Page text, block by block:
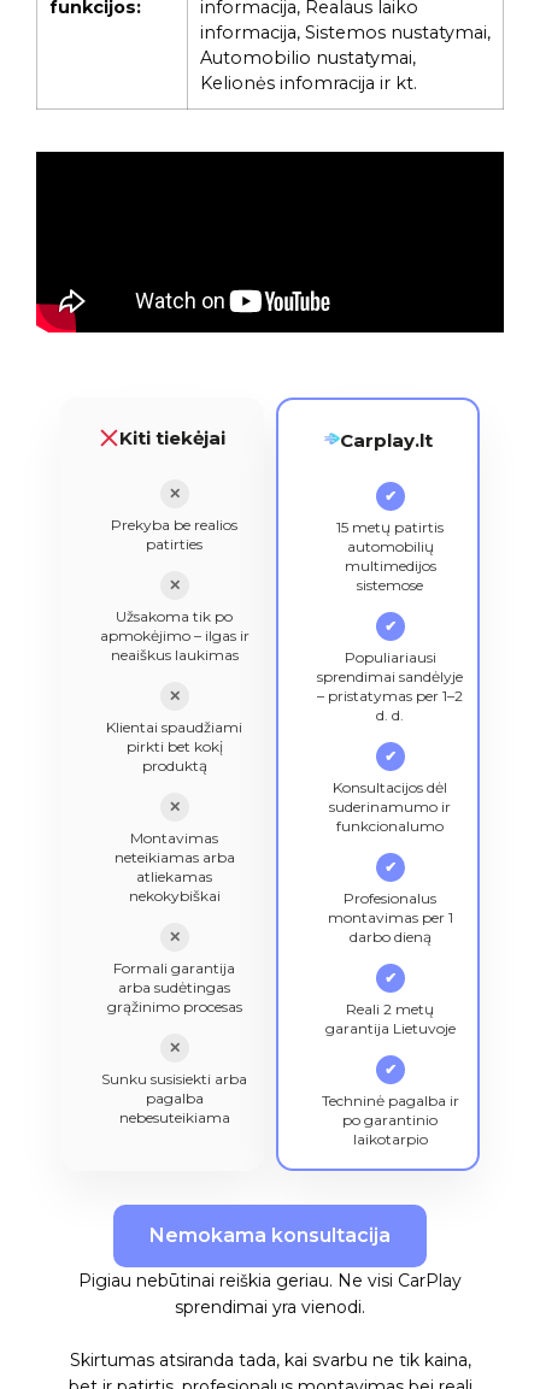
funkcijos:
informacija, Realaus laiko
informacija, Sistemos nustatymai,
Automobilio nustatymai,
Kelionės infomracija ir kt.
Kiti tiekėjai
✕
Prekyba be realios
patirties
✕
Užsakoma tik po
apmokėjimo – ilgas ir
neaiškus laukimas
✕
Klientai spaudžiami
pirkti bet kokį
produktą
✕
Montavimas
neteikiamas arba
atliekamas
nekokybiškai
✕
Formali garantija
arba sudėtingas
grąžinimo procesas
✕
Sunku susisiekti arba
pagalba
nebesuteikiama
Carplay.lt
✔
15 metų patirtis
automobilių
multimedijos
sistemose
✔
Populiariausi
sprendimai sandėlyje
– pristatymas per 1–2
d. d.
✔
Konsultacijos dėl
suderinamumo ir
funkcionalumo
✔
Profesionalus
montavimas per 1
darbo dieną
✔
Reali 2 metų
garantija Lietuvoje
✔
Techninė pagalba ir
po garantinio
laikotarpio
Nemokama konsultacija
Pigiau nebūtinai reiškia geriau. Ne visi CarPlay
sprendimai yra vienodi.
Skirtumas atsiranda tada, kai svarbu ne tik kaina,